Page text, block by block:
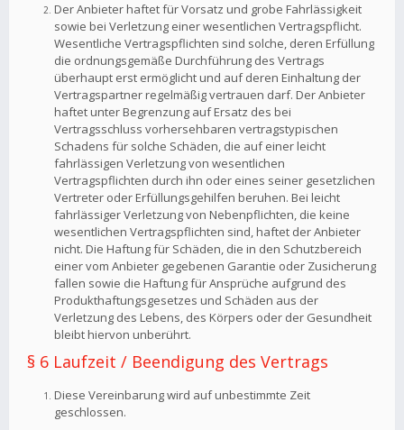
Der Anbieter haftet für Vorsatz und grobe Fahrlässigkeit
sowie bei Verletzung einer wesentlichen Vertragspflicht.
Wesentliche Vertragspflichten sind solche, deren Erfüllung
die ordnungsgemäße Durchführung des Vertrags
überhaupt erst ermöglicht und auf deren Einhaltung der
Vertragspartner regelmäßig vertrauen darf. Der Anbieter
haftet unter Begrenzung auf Ersatz des bei
Vertragsschluss vorhersehbaren vertragstypischen
Schadens für solche Schäden, die auf einer leicht
fahrlässigen Verletzung von wesentlichen
Vertragspflichten durch ihn oder eines seiner gesetzlichen
Vertreter oder Erfüllungsgehilfen beruhen. Bei leicht
fahrlässiger Verletzung von Nebenpflichten, die keine
wesentlichen Vertragspflichten sind, haftet der Anbieter
nicht. Die Haftung für Schäden, die in den Schutzbereich
einer vom Anbieter gegebenen Garantie oder Zusicherung
fallen sowie die Haftung für Ansprüche aufgrund des
Produkthaftungsgesetzes und Schäden aus der
Verletzung des Lebens, des Körpers oder der Gesundheit
bleibt hiervon unberührt.
§ 6 Laufzeit / Beendigung des Vertrags
Diese Vereinbarung wird auf unbestimmte Zeit
geschlossen.